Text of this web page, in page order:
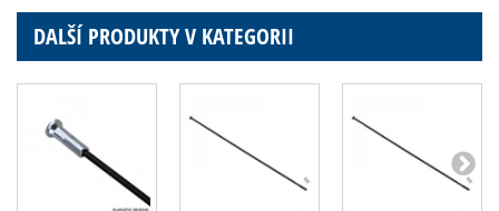
DALŠÍ PRODUKTY V KATEGORII